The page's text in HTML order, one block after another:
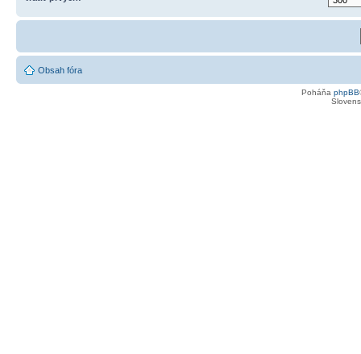
Obsah fóra
Poháňa phpBB